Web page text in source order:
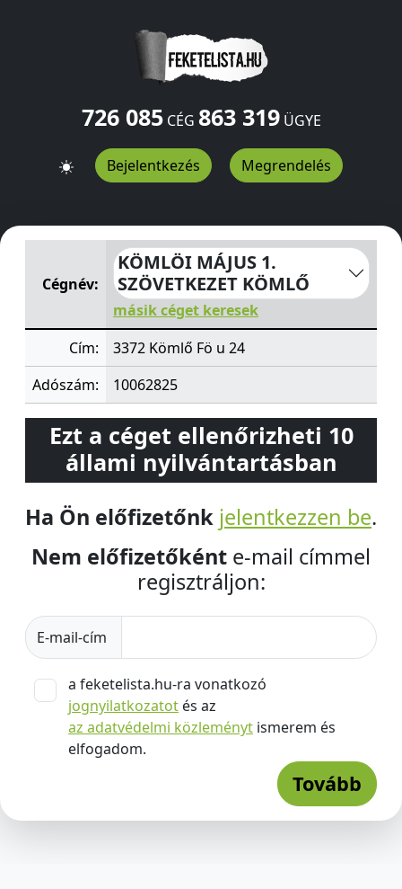
726 085CÉG 863 319ÜGYE
Bejelentkezés Megrendelés
KÖMLÖI MÁJUS 1. SZÖVETKEZET KÖMLŐFö u 24Kömlő
Cégnév:
KÖMLÖI MÁJUS 1.
SZÖVETKEZET KÖMLŐ
másik céget keresek
Cím:
3372 Kömlő Fö u 24
Adószám:
10062825
Ezt a céget ellenőrizheti 10
állami nyilvántartásban
Ha Ön előfizetőnk jelentkezzen be.
Nem előfizetőként e-mail címmel
regisztráljon:
E-mail-cím
a feketelista.hu-ra vonatkozó
jognyilatkozatot és az
az adatvédelmi közleményt ismerem és
elfogadom.
Tovább